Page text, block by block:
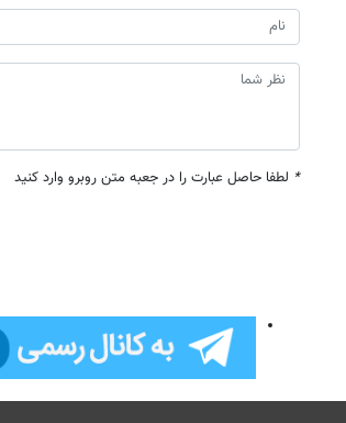
* لطفا حاصل عبارت را در جعبه متن روبرو وارد کنید